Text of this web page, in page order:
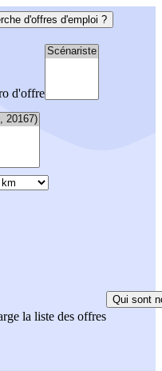
d'offres d'emploi ?
d'offre
la liste des offres
Qui sont